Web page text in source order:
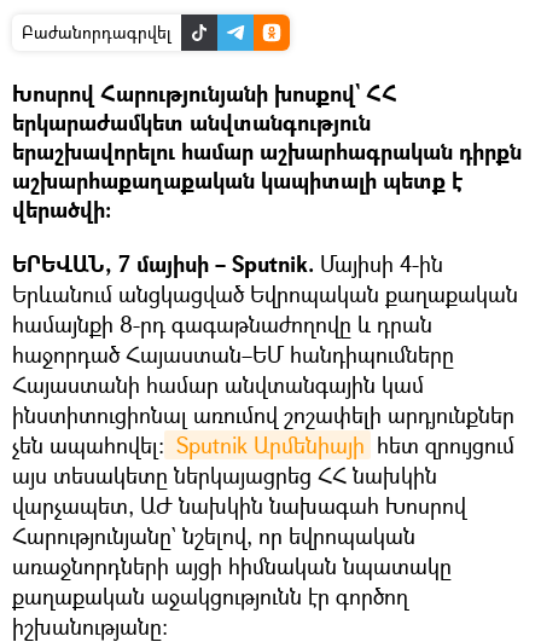
Բաժանորդագրվել
Խոսրով Հարությունյանի խոսքով` ՀՀ
երկարաժամկետ անվտանգություն
երաշխավորելու համար աշխարհագրական դիրքն
աշխարհաքաղաքական կապիտալի պետք է
վերածվի։
ԵՐԵՎԱՆ, 7 մայիսի – Sputnik. Մայիսի 4-ին
Երևանում անցկացված Եվրոպական քաղաքական
համայնքի 8-րդ գագաթնաժողովը և դրան
հաջորդած Հայաստան–ԵՄ հանդիպումները
Հայաստանի համար անվտանգային կամ
ինստիտուցիոնալ առումով շոշափելի արդյունքներ
չեն ապահովել։ Sputnik Արմենիայի հետ զրույցում
այս տեսակետը ներկայացրեց ՀՀ նախկին
վարչապետ, ԱԺ նախկին նախագահ Խոսրով
Հարությունյանը` նշելով, որ եվրոպական
առաջնորդների այցի հիմնական նպատակը
քաղաքական աջակցությունն էր գործող
իշխանությանը։